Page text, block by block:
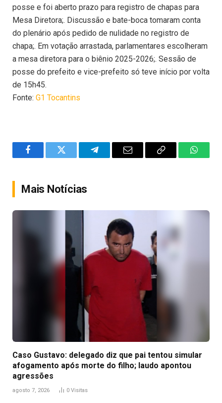
posse e foi aberto prazo para registro de chapas para
Mesa Diretora;. Discussão e bate-boca tomaram conta
do plenário após pedido de nulidade no registro de
chapa;. Em votação arrastada, parlamentares escolheram
a mesa diretora para o biênio 2025-2026;. Sessão de
posse do prefeito e vice-prefeito só teve início por volta
de 15h45.
Fonte: G1 Tocantins
FacebookTwitter TelegramEmail
Copy
Mais Notícias
Caso Gustavo: delegado diz que pai tentou simular
afogamento após morte do filho; laudo apontou
agressões
agosto 7, 2026 0 Visitas